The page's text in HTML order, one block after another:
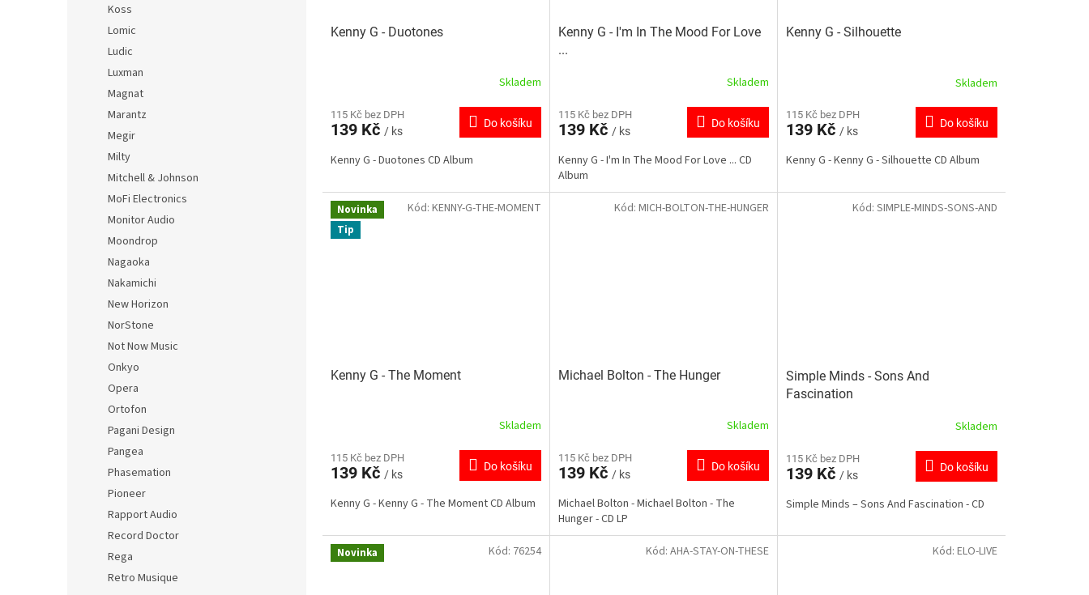
Koss
Lomic
Ludic
Luxman
Magnat
Marantz
Megir
Milty
Mitchell & Johnson
MoFi Electronics
Monitor Audio
Moondrop
Nagaoka
Nakamichi
New Horizon
NorStone
Not Now Music
Onkyo
Opera
Ortofon
Pagani Design
Pangea
Phasemation
Pioneer
Rapport Audio
Record Doctor
Rega
Retro Musique
Kenny G - Duotones
Skladem
115 Kč bez DPH
139 Kč / ks
Do košíku
Kenny G - Duotones CD Album
Kenny G - I'm In The Mood For Love
...
Skladem
115 Kč bez DPH
139 Kč / ks
Do košíku
Kenny G - I'm In The Mood For Love ... CD
Album
Kenny G - Silhouette
Skladem
115 Kč bez DPH
139 Kč / ks
Do košíku
Kenny G - Kenny G - Silhouette CD Album
Novinka
Tip
Kenny G - The Moment
Skladem
115 Kč bez DPH
139 Kč / ks
Do košíku
Kenny G - Kenny G - The Moment CD Album
Kód: KENNY-G-THE-MOMENT
Michael Bolton - The Hunger
Skladem
115 Kč bez DPH
139 Kč / ks
Do košíku
Michael Bolton - Michael Bolton - The
Hunger - CD LP
Kód: MICH-BOLTON-THE-HUNGER
Simple Minds - Sons And
Fascination
Skladem
115 Kč bez DPH
139 Kč / ks
Do košíku
Simple Minds ‎– Sons And Fascination - CD
Kód: SIMPLE-MINDS-SONS-AND
Novinka Kód: 76254 Kód: AHA-STAY-ON-THESE Kód: ELO-LIVE